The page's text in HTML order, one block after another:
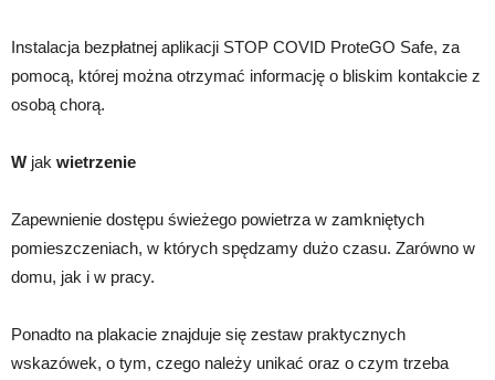
Instalacja bezpłatnej aplikacji STOP COVID ProteGO Safe, za
pomocą, której można otrzymać informację o bliskim kontakcie z
osobą chorą.
W jak wietrzenie
Zapewnienie dostępu świeżego powietrza w zamkniętych
pomieszczeniach, w których spędzamy dużo czasu. Zarówno w
domu, jak i w pracy.
Ponadto na plakacie znajduje się zestaw praktycznych
wskazówek, o tym, czego należy unikać oraz o czym trzeba